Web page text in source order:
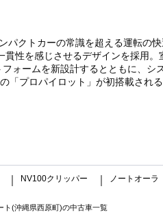
クトカーの常識を超える運転の
性を感じさせるデザインを採用
ォームを新設計するとともに、
プロパイロット」が初搭載され
NV100クリッパー ノートオーラ
ト(沖縄県西原町)の中古車一覧